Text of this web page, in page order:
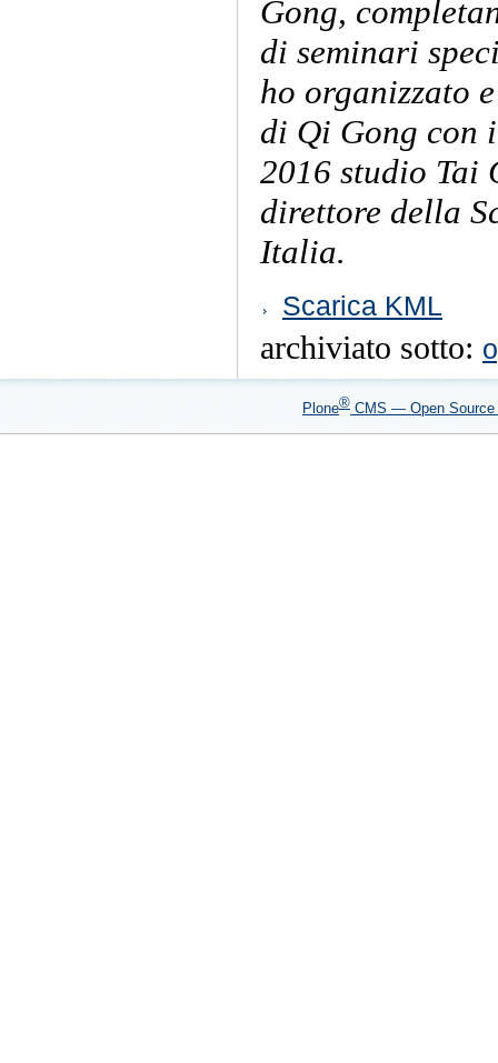
Gong,
di seminari
ho organizzato
di Qi Gong con
2016 studio Tai
direttore della
Italia.
sul
documento
Scarica KML
archiviato sotto:
Plone® CMS — Open Source